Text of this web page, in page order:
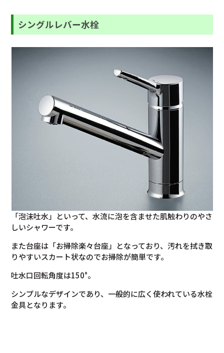
シングルレバー水栓
「泡沫吐水」といって、水流に泡を含ませた肌触わりのやさ
しいシャワーです。
また台座は「お掃除楽々台座」となっており、汚れを拭き取
りやすいスカート状なのでお掃除が簡単です。
吐水口回転角度は150°。
シンプルなデザインであり、一般的に広く使われている水栓
金具となります。